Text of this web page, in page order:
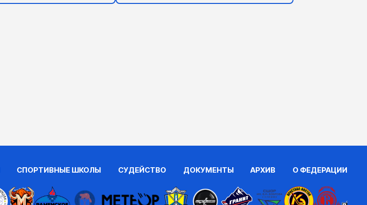
СПОРТИВНЫЕ ШКОЛЫ СУДЕЙСТВО ДОКУМЕНТЫ АРХИВ О ФЕДЕРАЦИИ